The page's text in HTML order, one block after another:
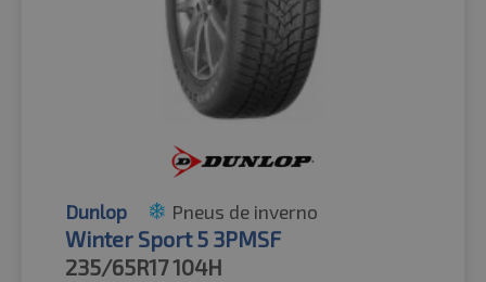
Dunlop Pneus de inverno
Winter Sport 5 3PMSF
235/65R17104H